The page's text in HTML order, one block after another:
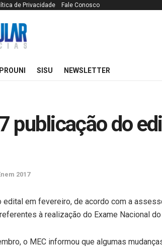
de Privacidade Fale Conosco
PROUNI SISU NEWSLETTER
publicação do
2017
edital em fevereiro, de acordo com a
à realização do Exame Nacional
o MEC informou que algumas